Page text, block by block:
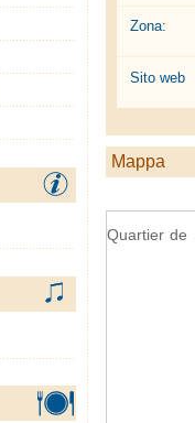
Zona:
Sito web
Mappa
Quartier de